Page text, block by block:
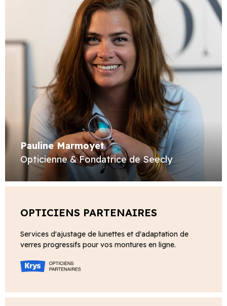
Pauline Marmoyet
Opticienne & Fondatrice de Seecly
OPTICIENS PARTENAIRES
Services d'ajustage de lunettes et d'adaptation de
verres progressifs pour vos montures en ligne.